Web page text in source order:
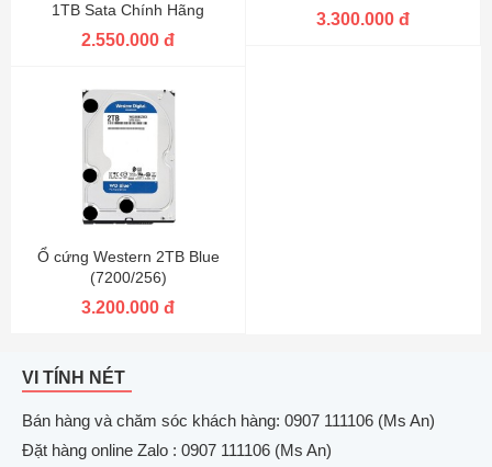
1TB Sata Chính Hãng
2.550.000 đ
3.300.000 đ
Ổ cứng Western 2TB Blue
(7200/256)
3.200.000 đ
VI TÍNH NÉT
Bán hàng và chăm sóc khách hàng: 0907 111106 (Ms An)
Đặt hàng online Zalo : 0907 111106 (Ms An)